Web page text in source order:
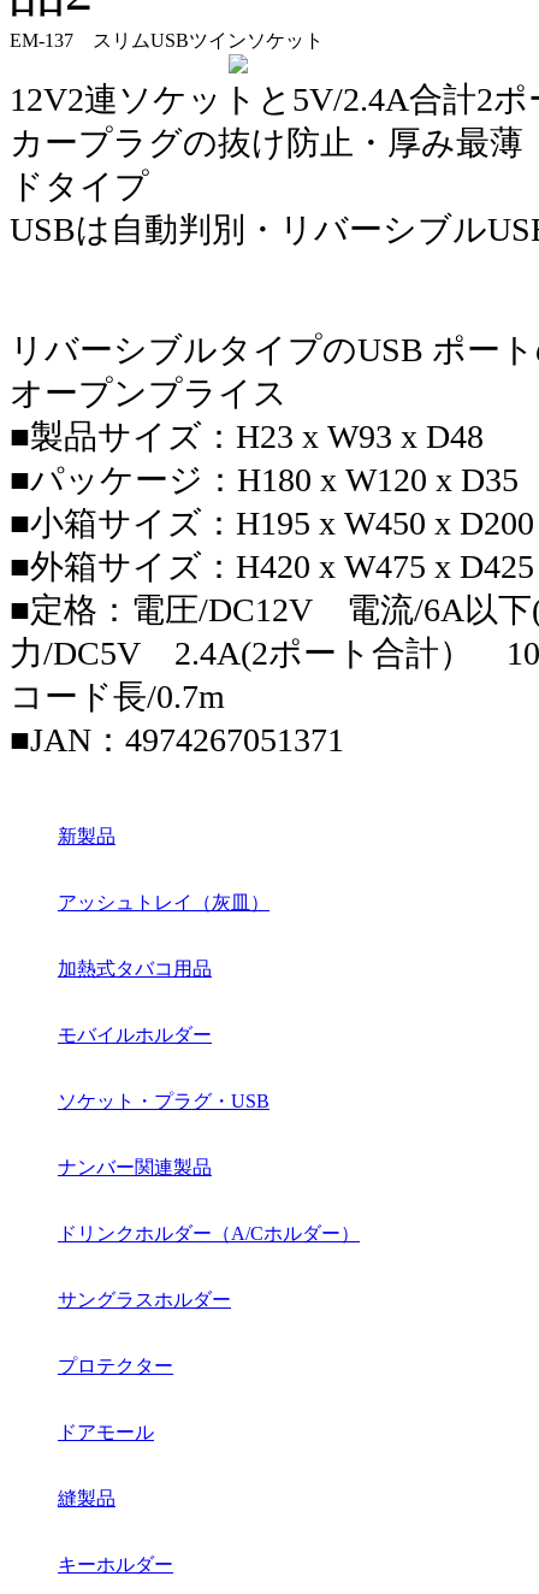
EM-137 スリムUSBツインソケット
12V2連ソケットと5V/2.4A合計2
カープラグの抜け防止・厚み最薄
ドタイプ
USBは自動判別・リバーシブル
リバーシブルタイプのUSB ポー
オープンプライス
■製品サイズ：H23 x W93 x D48
■パッケージ：H180 x W120 x
■小箱サイズ：H195 x W450 x
■外箱サイズ：H420 x W475 x
■定格：電圧/DC12V 電流/6A以
力/DC5V 2.4A(2ポート合計）
コード長/0.7m
■JAN：4974267051371
新製品
アッシュトレイ（灰皿）
加熱式タバコ用品
モバイルホルダー
ソケット・プラグ・USB
ナンバー関連製品
ドリンクホルダー（A/Cホルダー）
サングラスホルダー
プロテクター
ドアモール
縫製品
キーホルダー